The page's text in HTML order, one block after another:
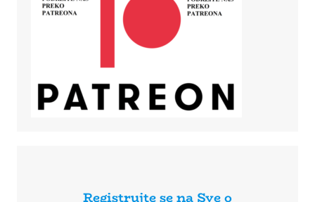
Registrujte se na Sve o